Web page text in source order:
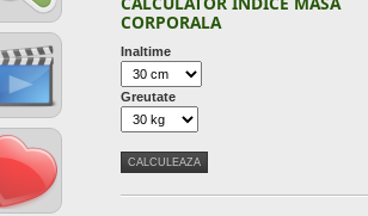
CORPORALA
Inaltime
Greutate